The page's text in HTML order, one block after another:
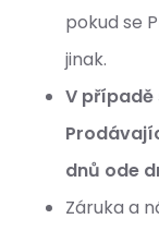
pokud se
jinak.
V případě
dnů ode
Záruka a